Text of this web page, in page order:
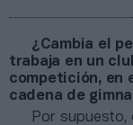
¿Cambia el
trabaja en un
competición, en
cadena de
Por